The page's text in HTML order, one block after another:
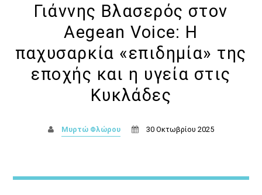
Γιάννης Βλασερός στον
Aegean Voice: Η
παχυσαρκία «επιδημία» της
εποχής και η υγεία στις
Κυκλάδες
Μυρτώ Φλώρου 30 Οκτωβρίου 2025